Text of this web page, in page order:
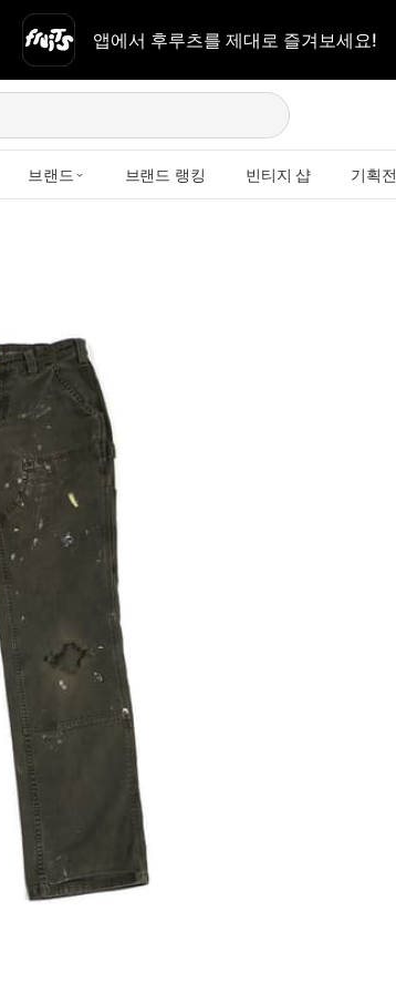
앱에서 후루츠를 제대로 즐겨보세요!
브랜드 브랜드 랭킹 빈티지 샵 기획전